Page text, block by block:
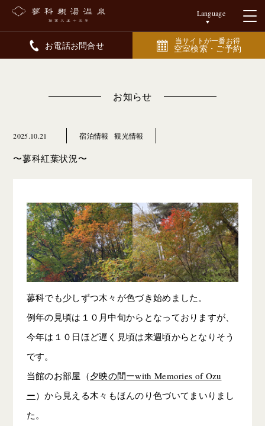
Language
お電話お問合せ 当サイトが一番お得
空室検索・ご予約
お知らせ
2025.10.21 宿泊情報 観光情報
〜蓼科紅葉状況〜
蓼科でも少しずつ木々が色づき始めました。
例年の見頃は１０月中旬からとなっておりますが、
今年は１０日ほど遅く見頃は来週頃からとなりそう
です。
当館のお部屋（夕映の間ーwith Memories of Ozu
ー）から見える木々もほんのり色づいてまいりまし
た。